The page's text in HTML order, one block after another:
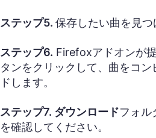
ステップ5. 保存したい曲を見つ
ステップ6. Firefoxアドオンが
タンをクリックして、曲をコ
ドします。
ステップ7. ダウンロードフォル
を確認してください。